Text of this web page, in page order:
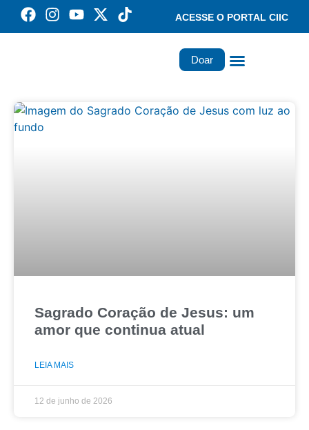
ACESSE O PORTAL CIIC
Doar
Sagrado Coração de Jesus: um
amor que continua atual
LEIA MAIS
12 de junho de 2026